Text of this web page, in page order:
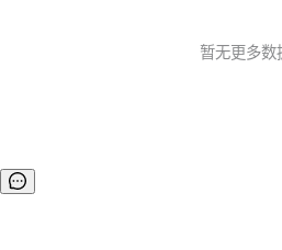
法。它试图尽早将所有路径上执行
暂无更多数